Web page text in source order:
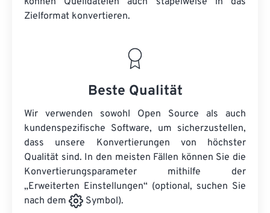
Zielformat konvertieren.
Beste Qualität
Wir verwenden sowohl Open Source als auch
kundenspezifische Software, um sicherzustellen,
dass unsere Konvertierungen von höchster
Qualität sind. In den meisten Fällen können Sie die
Konvertierungsparameter mithilfe der
„Erweiterten Einstellungen“ (optional, suchen Sie
nach dem
Symbol).